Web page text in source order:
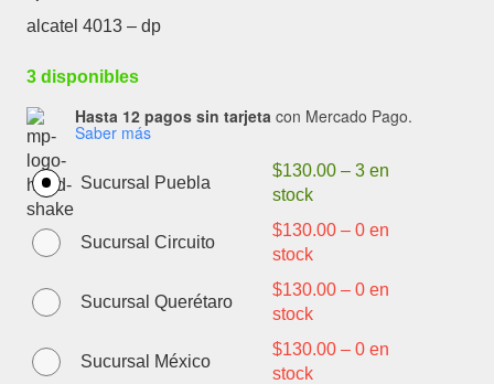
alcatel 4013 – dp
3 disponibles
Hasta 12 pagos sin tarjeta con Mercado Pago.
Saber más
Sucursal Puebla
$130.00– 3 en
stock
Sucursal Circuito
$130.00– 0 en
stock
Sucursal Querétaro
$130.00– 0 en
stock
Sucursal México
$130.00– 0 en
stock